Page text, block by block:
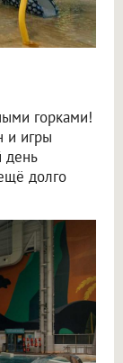
горками!
и игры
день
долго